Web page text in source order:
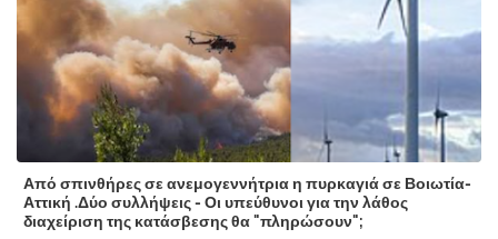
Από σπινθήρες σε ανεμογεννήτρια η πυρκαγιά σε Βοιωτία-
Αττική .Δύο συλλήψεις - Οι υπεύθυνοι για την λάθος
διαχείριση της κατάσβεσης θα "πληρώσουν";